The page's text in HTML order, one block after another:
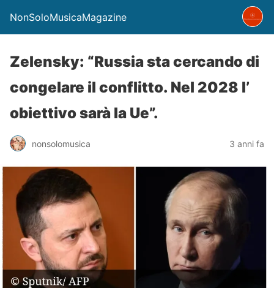
NonSoloMusicaMagazine
Zelensky: “Russia sta cercando di
congelare il conflitto. Nel 2028 l’
obiettivo sarà la Ue”.
nonsolomusica 3 anni fa